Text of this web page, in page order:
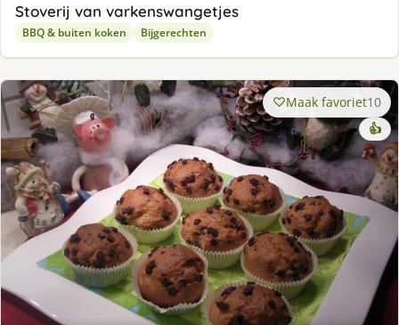
Stoverij van varkenswangetjes
BBQ & buiten koken Bijgerechten
Maak favoriet10
👍